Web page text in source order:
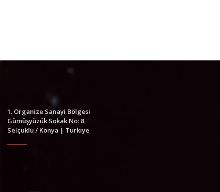
1. Organize Sanayi Bölgesi
Gümüşyüzük Sokak No: 8
Selçuklu / Konya | Türkiye